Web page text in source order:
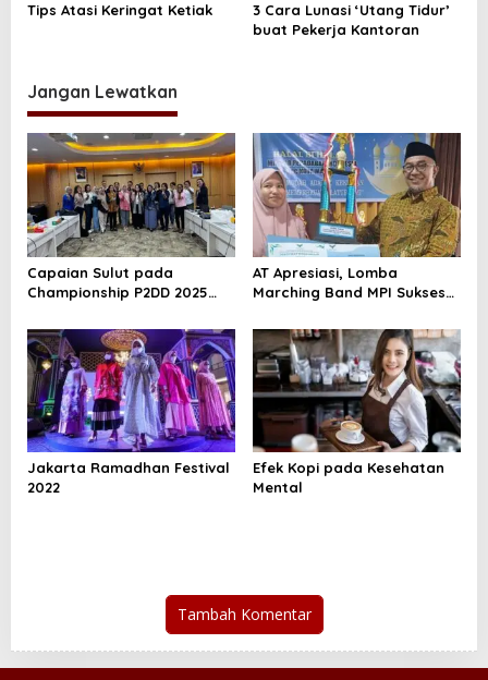
Tips Atasi Keringat Ketiak
3 Cara Lunasi ‘Utang Tidur’
buat Pekerja Kantoran
Jangan Lewatkan
Capaian Sulut pada
Championship P2DD 2025
Sistem Digitalisasi
Signifikan
AT Apresiasi, Lomba
Marching Band MPI Sukses
Jakarta Ramadhan Festival
2022
Efek Kopi pada Kesehatan
Mental
Tambah Komentar